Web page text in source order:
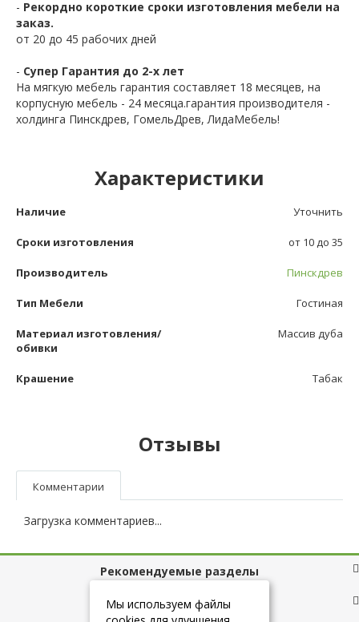
- Рекордно короткие сроки изготовления мебели на
заказ.
от 20 до 45 рабочих дней
- Супер Гарантия до 2-х лет
На мягкую мебель гарантия составляет 18 месяцев, на
корпусную мебель - 24 месяца.гарантия производителя -
холдинга Пинскдрев, ГомельДрев, ЛидаМебель!
Характеристики
Наличие Уточнить
Сроки изготовления от 10 до 35
Производитель Пинскдрев
Тип Мебели Гостиная
Материал изготовления/
обивки
Массив дуба
Крашение Табак
Отзывы
Комментарии
Загрузка комментариев...
Рекомендуемые разделы
Полезные ссылки
Мы используем файлы